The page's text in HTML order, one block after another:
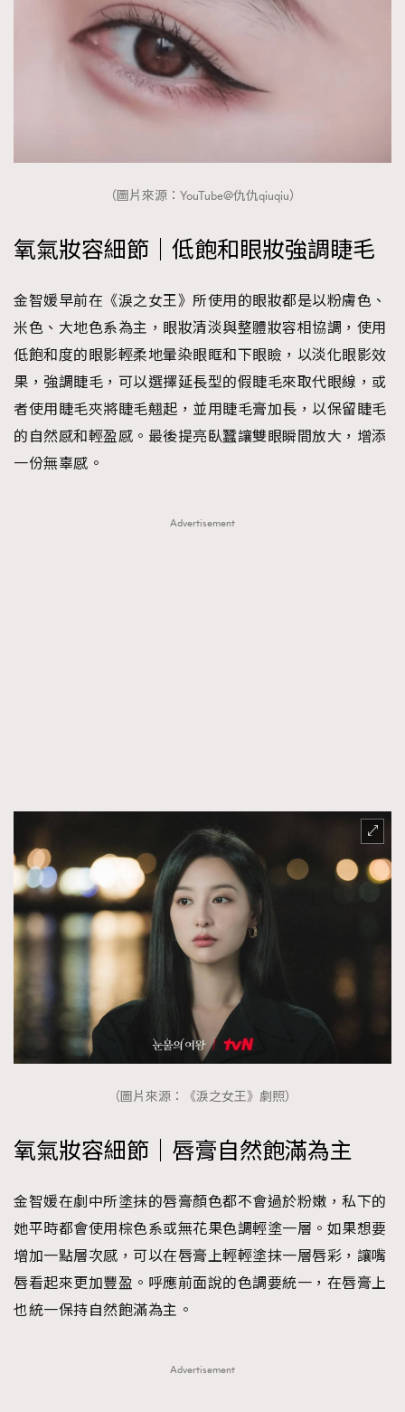
（圖片來源：YouTube@仇仇qiuqiu）
氧氣妝容細節｜低飽和眼妝強調睫毛
金智媛早前在《淚之女王》所使用的眼妝都是以粉膚色、
米色、大地色系為主，眼妝清淡與整體妝容相協調，使用
低飽和度的眼影輕柔地暈染眼眶和下眼瞼，以淡化眼影效
果，強調睫毛，可以選擇延長型的假睫毛來取代眼線，或
者使用睫毛夾將睫毛翹起，並用睫毛膏加長，以保留睫毛
的自然感和輕盈感。最後提亮臥蠶讓雙眼瞬間放大，增添
一份無辜感。
Advertisement
（圖片來源：《淚之女王》劇照）
氧氣妝容細節｜唇膏自然飽滿為主
金智媛在劇中所塗抹的唇膏顏色都不會過於粉嫩，私下的
她平時都會使用棕色系或無花果色調輕塗一層。如果想要
增加一點層次感，可以在唇膏上輕輕塗抹一層唇彩，讓嘴
唇看起來更加豐盈。呼應前面說的色調要統一，在唇膏上
也統一保持自然飽滿為主。
Advertisement